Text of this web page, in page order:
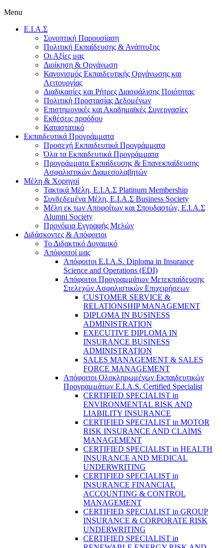
Menu
E.I.A.Σ
Συνοπτική Παρουσίαση
Πολιτική Εκπαίδευσης & Ανάπτυξης
Οι Αξίες μας
Διοίκηση & Οργάνωση
Κανονισμός Εκπαιδευτικής Οργάνωσης και
Λειτουργίας
Διαδικασίες και Ρήτρες Διασφάλισης Ποιότητας
Πολιτική Προστασίας Δεδομένων
Επιστημονικές και Ακαδημαϊκές Συνεργασίες
Εκθέσεις προόδου
Καταστατικό
Eκπαιδευτικά Προγράμματα
Προσεχή Εκπαιδευτικά Προγράμματα
Όλα τα Εκπαιδευτικά Προγράμματα
Προγράμματα Εκπαίδευσης & Επανεκπαίδευσης
Ασφαλιστικών Διαμεσολαβητών
Μέλη & Χορηγοί
Τακτικά Μέλη, Ε.Ι.Α.Σ Platinum Membership
Συνδεδεμένα Μέλη, Ε.Ι.Α.Σ Business Society
Μέλη εκ των Αποφοίτων και Σπουδαστών, Ε.Ι.Α.Σ
Alumni Society
Προνόμια Εγγραφής Μελών
Διδάσκοντες & Απόφοιτοι
Το Διδακτικό Δυναμικό
Απόφοιτοί μας
Απόφοιτοι E.I.A.S. Diploma in Insurance
Science and Operations (EDI)
Απόφοιτοι Προγραμμάτων Μετεκπαίδευσης
Στελεχών Ασφαλιστικών Επιχειρήσεων
CUSTOMER SERVICE &
RELATIONSHIP MANAGEMENT
DIPLOMA IN BUSINESS
ADMINISTRATION
EXECUTIVE DIPLOMA IN
INSURANCE BUSINESS
ADMINISTRATION
SALES MANAGEMENT & SALES
FORCE MANAGEMENT
Απόφοιτοι Ολοκληρωμένων Εκπαιδευτικών
Προγραμμάτων E.I.A.S. Certified Specialist
CERTIFIED SPECIALIST in
ENVIRONMENTAL RISK AND
LIABILITY INSURANCE
CERTIFIED SPECIALIST in MOTOR
RISK INSURANCE AND CLAIMS
MANAGEMENT
CERTIFIED SPECIALIST in HEALTH
INSURANCE AND MEDICAL
UNDERWRITING
CERTIFIED SPECIALIST in
INSURANCE FINANCIAL
ACCOUNTING & CONTROL
MANAGEMENT
CERTIFIED SPECIALIST in GROUP
INSURANCE & CORPORATE RISK
UNDERWRITING
CERTIFIED SPECIALIST in